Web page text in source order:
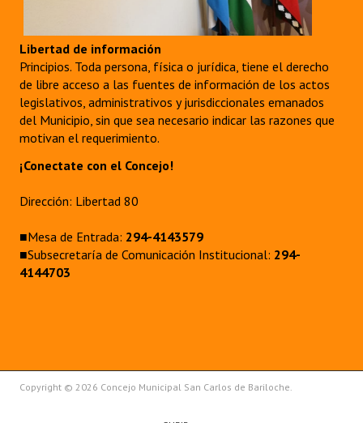
Libertad de información
Principios. Toda persona, física o jurídica, tiene el derecho
de libre acceso a las fuentes de información de los actos
legislativos, administrativos y jurisdiccionales emanados
del Municipio, sin que sea necesario indicar las razones que
motivan el requerimiento.
¡Conectate con el Concejo!
Dirección: Libertad 80
■Mesa de Entrada: 294-4143579
■Subsecretaría de Comunicación Institucional: 294-
4144703
Copyright © 2026 Concejo Municipal San Carlos de Bariloche.